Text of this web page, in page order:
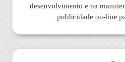
desenvolvimento e na
publicidade on-line